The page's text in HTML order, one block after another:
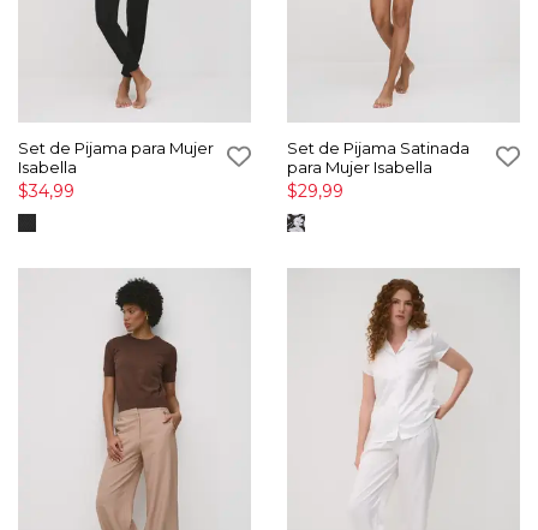
Set de Pijama para Mujer
Isabella
$34,99
Set de Pijama Satinada
para Mujer Isabella
$29,99